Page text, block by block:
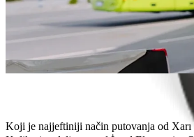
Tvoj ljubimac ide s tobom? Isprobaj
Trebaš dodatnu pomoć? Naša
Povoljne vožnje? Uživaj u
Preuzmi aplikaciju Bolt
Koji je najjeftiniji način putovanja od